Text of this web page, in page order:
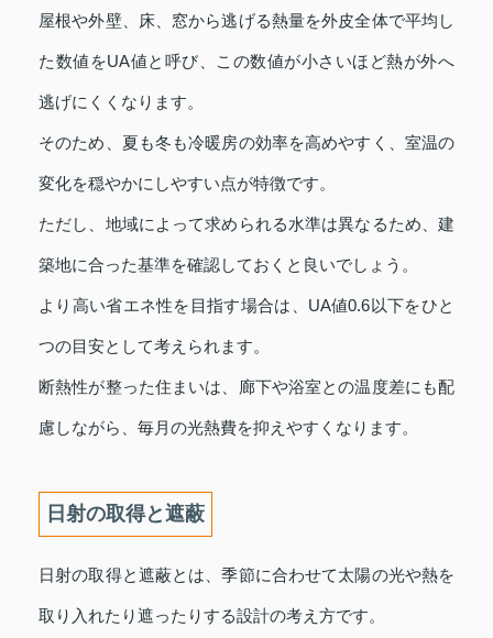
屋根や外壁、床、窓から逃げる熱量を外皮全体で平均し
た数値をUA値と呼び、この数値が小さいほど熱が外へ
逃げにくくなります。
そのため、夏も冬も冷暖房の効率を高めやすく、室温の
変化を穏やかにしやすい点が特徴です。
ただし、地域によって求められる水準は異なるため、建
築地に合った基準を確認しておくと良いでしょう。
より高い省エネ性を目指す場合は、UA値0.6以下をひと
つの目安として考えられます。
断熱性が整った住まいは、廊下や浴室との温度差にも配
慮しながら、毎月の光熱費を抑えやすくなります。
日射の取得と遮蔽
日射の取得と遮蔽とは、季節に合わせて太陽の光や熱を
取り入れたり遮ったりする設計の考え方です。